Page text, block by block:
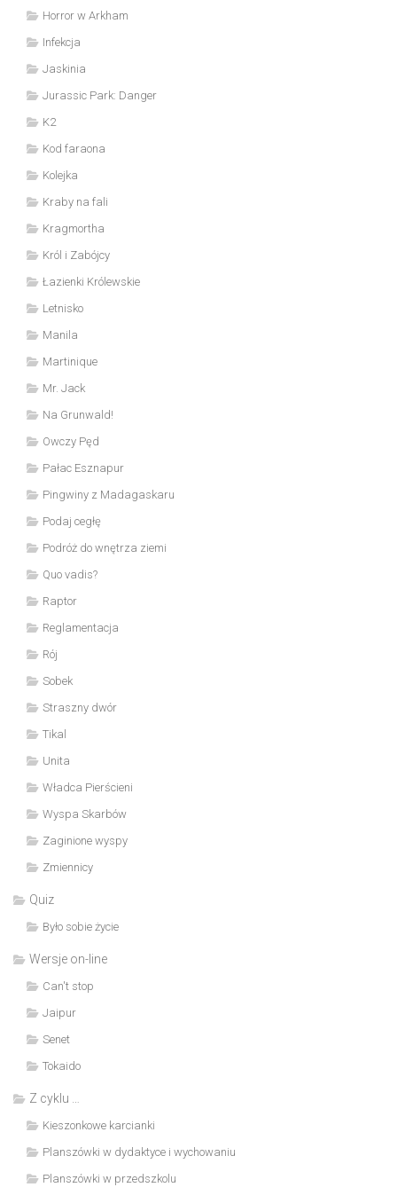
Horror w Arkham
Infekcja
Jaskinia
Jurassic Park: Danger
K2
Kod faraona
Kolejka
Kraby na fali
Kragmortha
Król i Zabójcy
Łazienki Królewskie
Letnisko
Manila
Martinique
Mr. Jack
Na Grunwald!
Owczy Pęd
Pałac Esznapur
Pingwiny z Madagaskaru
Podaj cegłę
Podróż do wnętrza ziemi
Quo vadis?
Raptor
Reglamentacja
Rój
Sobek
Straszny dwór
Tikal
Unita
Władca Pierścieni
Wyspa Skarbów
Zaginione wyspy
Zmiennicy
Quiz
Było sobie życie
Wersje on-line
Can't stop
Jaipur
Senet
Tokaido
Z cyklu …
Kieszonkowe karcianki
Planszówki w dydaktyce i wychowaniu
Planszówki w przedszkolu